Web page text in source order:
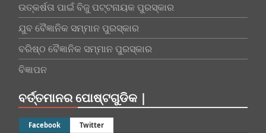
ଉତ୍କର୍ଷତା ପାଇଁ ବିଜୁ ପଟ୍ଟନାୟକ ପୁରସ୍କାର
ଯୁବ ବୈଜ୍ଞାନିକ ସମ୍ମାନ ପୁରସ୍କାର
ବରିଷ୍ଠ ବୈଜ୍ଞାନିକ ସମ୍ମାନ ପୁରସ୍କାର
ବିଜ୍ଞାପନ
ବର୍ତ୍ତମାନର ପୋଷ୍ଟଗୁଡିକ |
Facebook Twitter